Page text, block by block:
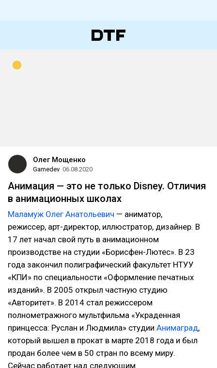
Олег Мощенко
Gamedev 06.08.2020
Анимация — это не только Disney. Отличия
в анимационных школах
Маламуж Олег Анатольевич — аниматор,
режиссер, арт-директор, иллюстратор, дизайнер. В
17 лет начал свой путь в анимационном
производстве на студии «Борисфен-Лютес». В 23
года закончил полиграфический факультет НТУУ
«КПИ» по специальности «Оформление печатных
изданий». В 2005 открыл частную студию
«Авторитет». В 2014 стал режиссером
полнометражного мультфильма «Украденная
принцесса: Руслан и Людмила» студии Анимаград,
который вышел в прокат в марте 2018 года и был
продан более чем в 50 стран по всему миру.
Сейчас работает над следующим